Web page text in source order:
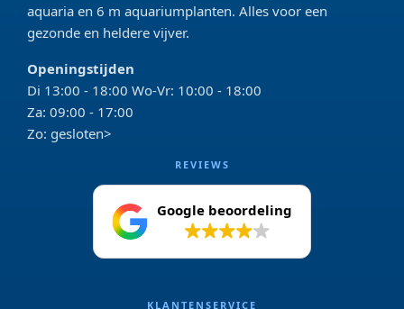
aquaria en 6 m aquariumplanten. Alles voor een
gezonde en heldere vijver.
Openingstijden
Di 13:00 - 18:00 Wo-Vr: 10:00 - 18:00
Za: 09:00 - 17:00
Zo: gesloten>
REVIEWS
Google beoordeling
KLANTENSERVICE